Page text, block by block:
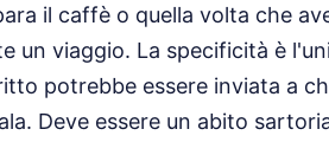
il caffè o quella volta che
un viaggio. La specificità è
potrebbe essere inviata a
Deve essere un abito